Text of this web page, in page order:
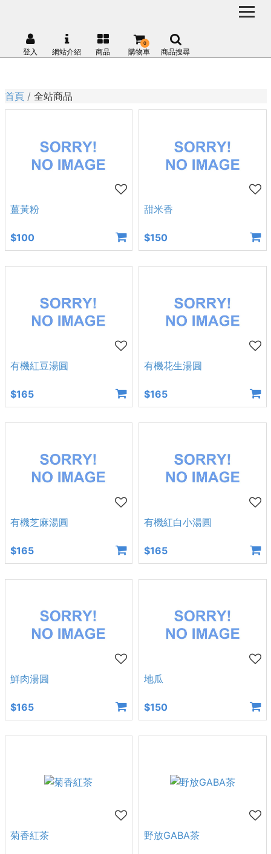
登入 網站介紹 商品 購物車
0
商品搜尋
首頁 全站商品
薑黃粉
$100
甜米香
$150
有機紅豆湯圓
$165
有機花生湯圓
$165
有機芝麻湯圓
$165
有機紅白小湯圓
$165
鮮肉湯圓
$165
地瓜
$150
菊香紅茶 野放GABA茶